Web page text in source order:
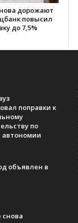
дорожают
повысил
до 7,5%
поправки к
по
автономии
объявлен в